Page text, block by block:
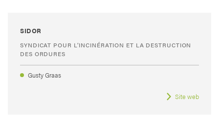
SIDOR
SYNDICAT POUR L’INCINÉRATION ET LA DESTRUCTION
DES ORDURES
Gusty Graas
Site web